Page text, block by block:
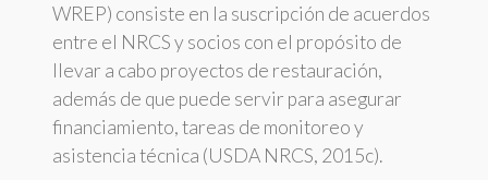
WREP) consiste en la suscripción de acuerdos
entre el NRCS y socios con el propósito de
llevar a cabo proyectos de restauración,
además de que puede servir para asegurar
financiamiento, tareas de monitoreo y
asistencia técnica (USDA NRCS, 2015c).